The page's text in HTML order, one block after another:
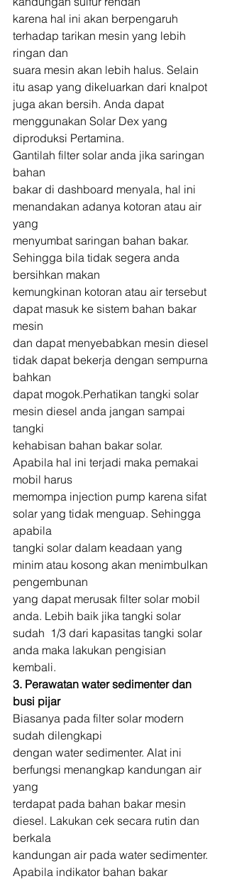
karena hal ini akan berpengaruh
terhadap tarikan mesin yang lebih
ringan dan
suara mesin akan lebih halus. Selain
itu asap yang dikeluarkan dari knalpot
juga akan bersih. Anda dapat
menggunakan Solar Dex yang
diproduksi Pertamina.
Gantilah filter solar anda jika saringan
bahan
bakar di dashboard menyala, hal ini
menandakan adanya kotoran atau air
yang
menyumbat saringan bahan bakar.
Sehingga bila tidak segera anda
bersihkan makan
kemungkinan kotoran atau air tersebut
dapat masuk ke sistem bahan bakar
mesin
dan dapat menyebabkan mesin diesel
tidak dapat bekerja dengan sempurna
bahkan
dapat mogok.Perhatikan tangki solar
mesin diesel anda jangan sampai
tangki
kehabisan bahan bakar solar.
Apabila hal ini terjadi maka pemakai
mobil harus
memompa injection pump karena sifat
solar yang tidak menguap. Sehingga
apabila
tangki solar dalam keadaan yang
minim atau kosong akan menimbulkan
pengembunan
yang dapat merusak filter solar mobil
anda. Lebih baik jika tangki solar
sudah  1/3 dari kapasitas tangki solar
anda maka lakukan pengisian
kembali.
3. Perawatan water sedimenter dan
busi pijar
Biasanya pada filter solar modern
sudah dilengkapi
dengan water sedimenter. Alat ini
berfungsi menangkap kandungan air
yang
terdapat pada bahan bakar mesin
diesel. Lakukan cek secara rutin dan
berkala
kandungan air pada water sedimenter.
Apabila indikator bahan bakar